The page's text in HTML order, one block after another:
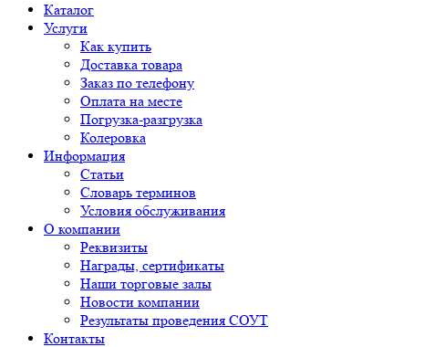
Каталог
Услуги
Как купить
Доставка товара
Заказ по телефону
Оплата на месте
Погрузка-разгрузка
Колеровка
Информация
Статьи
Словарь терминов
Условия обслуживания
О компании
Реквизиты
Награды, сертификаты
Наши торговые залы
Новости компании
Результаты проведения СОУТ
Контакты